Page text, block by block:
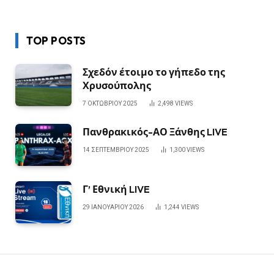
TOP POSTS
Σχεδόν έτοιμο το γήπεδο της
Χρυσούπολης
7 ΟΚΤΩΒΡΊΟΥ 2025 2,498 VIEWS
Πανθρακικός-ΑΟ Ξάνθης LIVE
14 ΣΕΠΤΕΜΒΡΊΟΥ 2025 1,300VIEWS
Γ’ Εθνική LIVE
29 ΙΑΝΟΥΑΡΊΟΥ 2026 1,244 VIEWS